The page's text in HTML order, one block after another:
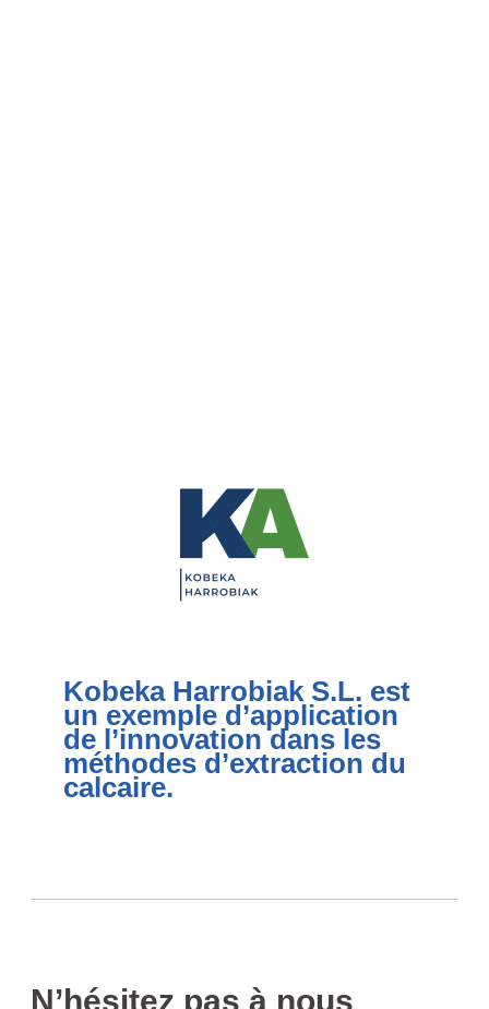
Kobeka Harrobiak S.L. est
un exemple d’application
de l’innovation dans les
méthodes d’extraction du
calcaire.
N’hésitez pas à nous